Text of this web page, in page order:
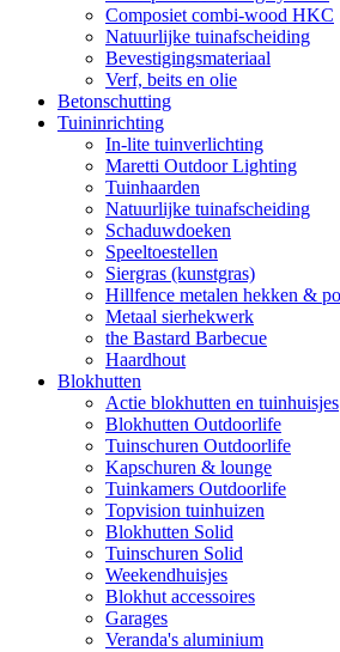
Composiet combi-wood HKC
Natuurlijke tuinafscheiding
Bevestigingsmateriaal
Verf, beits en olie
Betonschutting
Tuininrichting
In-lite tuinverlichting
Maretti Outdoor Lighting
Tuinhaarden
Natuurlijke tuinafscheiding
Schaduwdoeken
Speeltoestellen
Siergras (kunstgras)
Hillfence metalen hekken &
Metaal sierhekwerk
the Bastard Barbecue
Haardhout
Blokhutten
Actie blokhutten en tuinhuisjes
Blokhutten Outdoorlife
Tuinschuren Outdoorlife
Kapschuren & lounge
Tuinkamers Outdoorlife
Topvision tuinhuizen
Blokhutten Solid
Tuinschuren Solid
Weekendhuisjes
Blokhut accessoires
Garages
Veranda's aluminium